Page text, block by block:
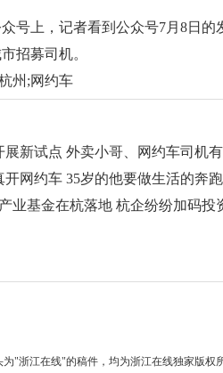
上，记者看到公众号7月8日的
招募司机。
州;网约车
展新试点 外卖小哥、网约车司机
开网约车 35岁的他要做生活的奔
业基金在杭落地 杭企纷纷加码投
"浙江在线"的稿件，均为浙江在线独家版权